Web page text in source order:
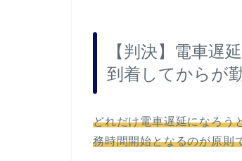
【判決】電車遅
到着してからが
どれだけ電車遅延になろう
務時間開始となるのが原則